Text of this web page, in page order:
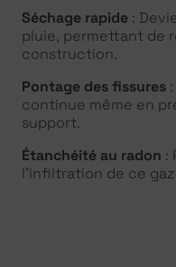
Séchage rapide :
pluie, permettant de
construction.
Pontage des fissures
continue même en
support.
Étanchéité au radon :
l’infiltration de ce